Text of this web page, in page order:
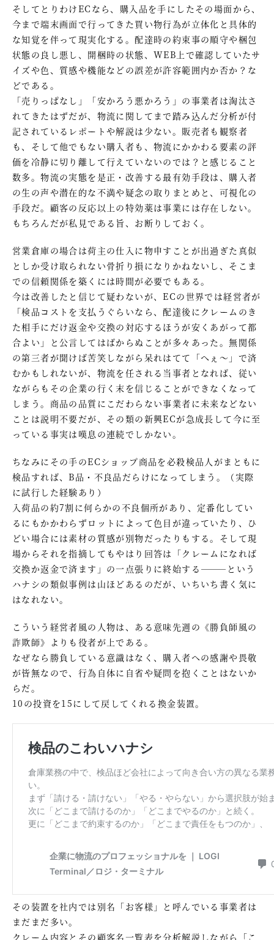
そしてとりわけECなら、購入品を手にしたその場面から、
今まで端末画面で行ってきた買い物行為が立体化と具体的
な知覚を伴って現実化する。配達時の約束事の順守や梱包
状態の良し悪し、開梱時の状態、WEB上で確認していたサ
イズや色、質感や機能などの誤差が許容範囲内か否か？な
どである。
「売りっぱなし」「安かろう悪かろう」の事業者は淘汰さ
れてきたはずだが、物流に関してまで踏み込んだ分析が付
記されているレポートや解説は少ない。販売者も観察者
も、そして他でもない購入者も、物流にかかわる要素の評
価を冷静に切り離して行えていないのでは？と感じること
数多。物流の実態を是正・改善する最有効手段は、購入者
の生の声や潜在的な不満や疑念の取りまとめと、可視化の
手段だ。顧客の反応以上の特効薬は事業には存在しない。
もちろんだが私見である旨、お断りしておく。
営業倉庫の場合は荷主の仕入に物申すことが出過ぎた真似
としか受け取られない骨折り損になりかねないし、そこま
での信頼関係を築くには時間が必要でもある。
今は改善したと信じて疑わないが、ECの世界では経営者が
「検品コストを支払うぐらいなら、配達後にクレームのき
た相手にだけ返金や交換の対応するほうが安くあがって都
合よい」と公言してはばからぬことが多々あった。無関係
の第三者が聞けば苦笑しながら呆れはてて「へぇ～」で済
むかもしれないが、物流を任される当事者となれば、従い
ながらもその企業の行く末を信じることができなくなって
しまう。商品の品質にこだわらない事業者に未来などない
ことは説明不要だが、その類の新興ECが急成長して今に至
っている事実は嘆息の連続でしかない。
ちなみにその手のECショップ商品を必殺検品人がまともに
検品すれば、B品・不良品だらけになってしまう。（実際
に試行した経験あり）
入荷品の約7割に何らかの不良個所があり、定番化してい
るにもかかわらずロットによって色目が違っていたり、ひ
どい場合には素材の質感が別物だったりもする。そして現
場からそれを指摘してもやはり回答は「クレームになれば
交換か返金で済ます」の一点張りに終始する―――という
ハナシの類似事例は山ほどあるのだが、いちいち書く気に
はなれない。
こういう経営者風の人物は、ある意味先週の《勝負師風の
詐欺師》よりも役者が上である。
なぜなら勝負している意識はなく、購入者への感謝や畏敬
が皆無なので、行為自体に自省や疑問を抱くことはないか
らだ。
10の投資を15にして戻してくれる換金装置。
その装置を社内では別名「お客様」と呼んでいる事業者は
まだまだ多い。
クレーム内容とその顧客名一覧表を分析解説しながら「こ